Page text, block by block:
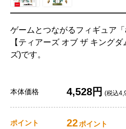
ゲームとつながるフィギュア
【ティアーズ オブ ザ キング
ズ)です。
本体価格 4,528円 (税込
ポイント 22ポイント